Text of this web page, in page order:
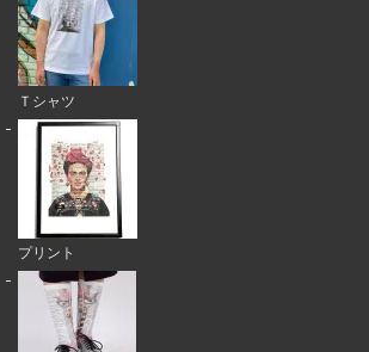
Ｔシャツ
プリント